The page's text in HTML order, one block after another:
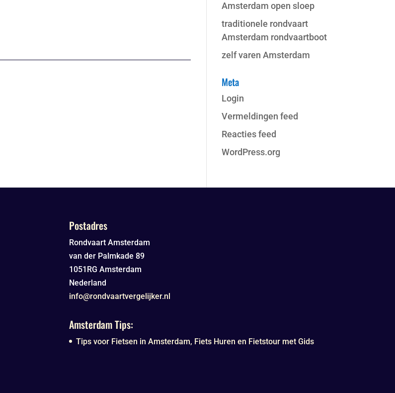
Amsterdam open sloep
traditionele rondvaart
Amsterdam rondvaartboot
zelf varen Amsterdam
Meta
Login
Vermeldingen feed
Reacties feed
WordPress.org
Postadres
Rondvaart Amsterdam
van der Palmkade 89
1051RG Amsterdam
Nederland
info@rondvaartvergelijker.nl
Amsterdam Tips:
Tips voor Fietsen in Amsterdam, Fiets Huren en Fietstour met Gids